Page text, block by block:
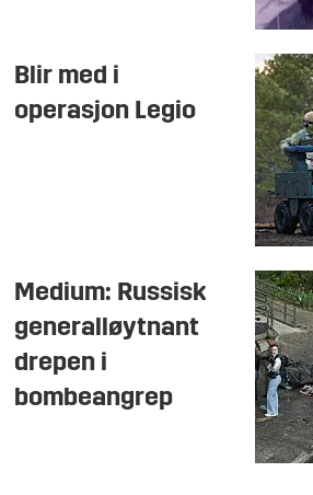
Blir med i
operasjon Legio
Medium: Russisk
generalløytnant
drepen i
bombeangrep